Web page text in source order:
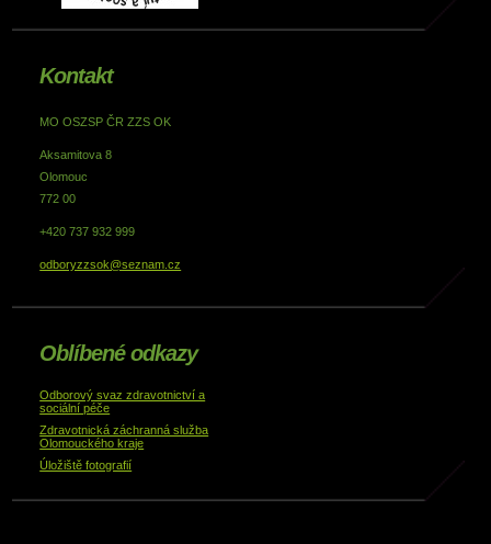
Kontakt
MO OSZSP ČR ZZS OK
Aksamitova 8
Olomouc
772 00
+420 737 932 999
odboryzzsok@seznam.cz
Oblíbené odkazy
Odborový svaz zdravotnictví a
sociální péče
Zdravotnická záchranná služba
Olomouckého kraje
Úložiště fotografií